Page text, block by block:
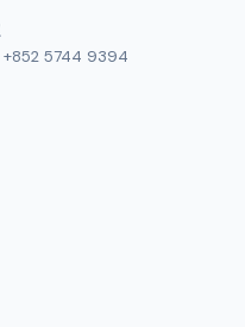
+852 5744 9394